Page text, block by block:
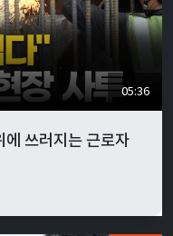
05:36
쓰러지는 근로자